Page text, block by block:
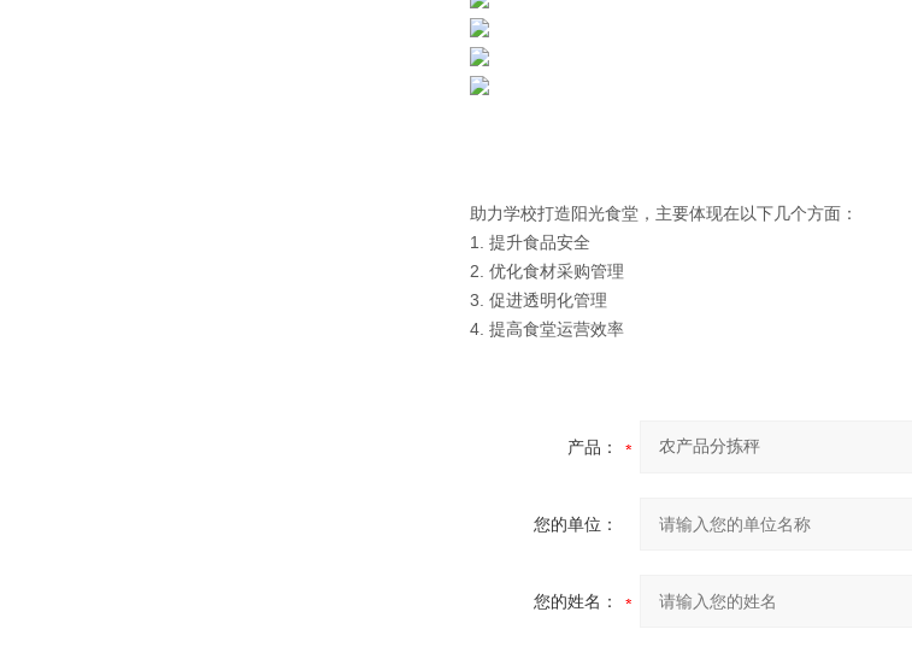
助力学校打造阳光食堂，主要体现在以下几个方面：
1. 提升食品安全
2. 优化食材采购管理
3. 促进透明化管理
4. 提高食堂运营效率
产品：
您的单位：
您的姓名：